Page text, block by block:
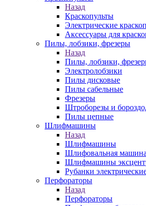
Назад
Краскопульты
Электрические
Аксессуары для
Пилы, лобзики, фрезеры
Назад
Пилы, лобзики,
Электролобзики
Пилы дисковые
Пилы сабельные
Фрезеры
Штроборезы и
Пилы цепные
Шлифмашины
Назад
Шлифмашины
Шлифовальная
Шлифмашины
Рубанки
Перфораторы
Назад
Перфораторы